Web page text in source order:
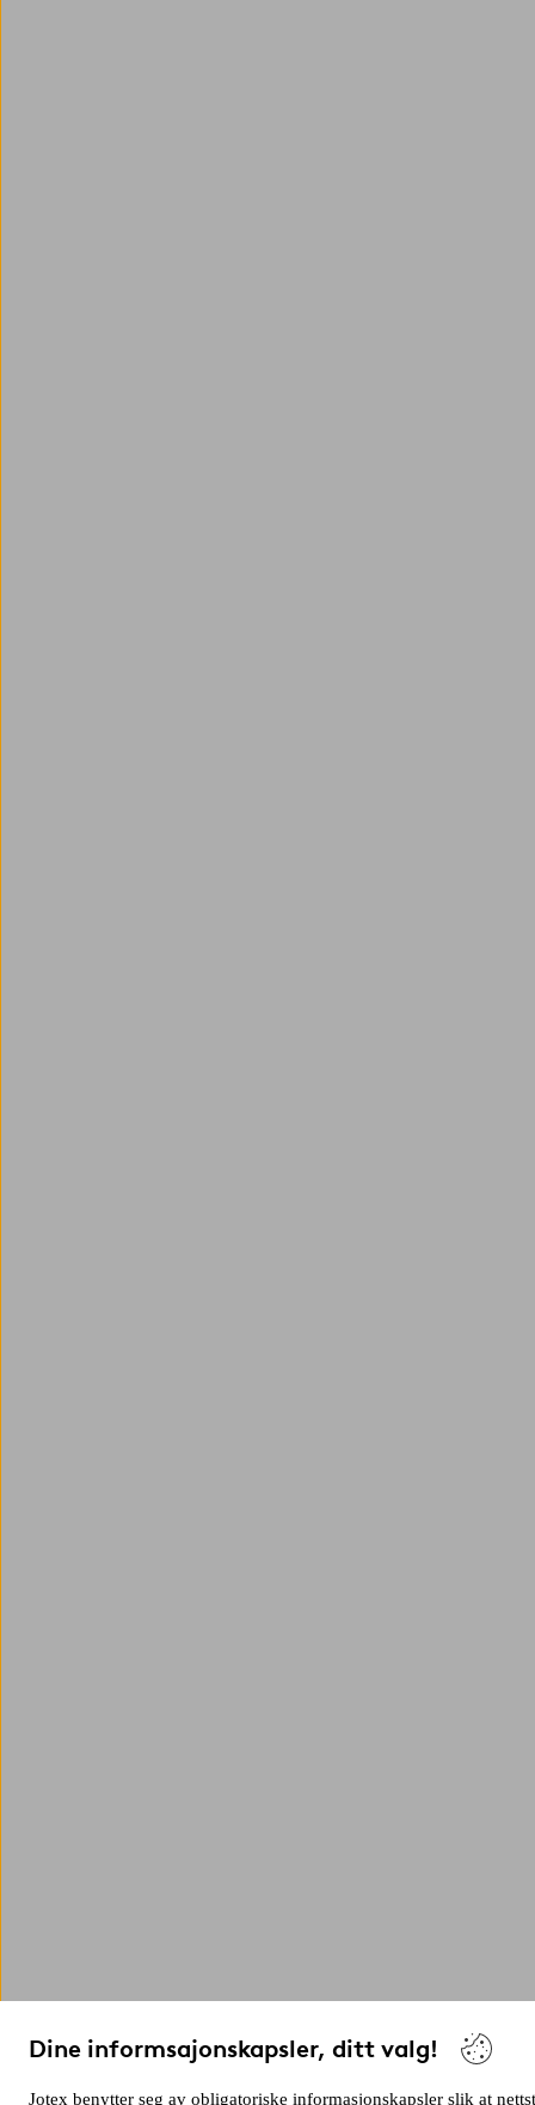
Dine informsajonskapsler, ditt valg!
Jotex benytter seg av obligatoriske informasjonskapsler slik at